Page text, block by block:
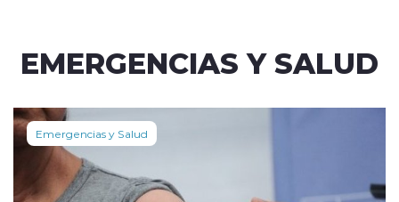
EMERGENCIAS Y SALUD
Emergencias y Salud